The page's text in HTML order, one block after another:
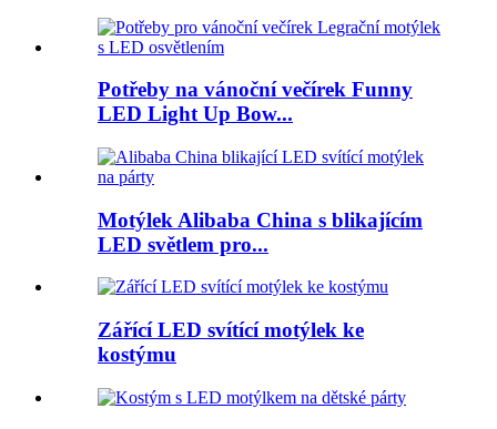
Potřeby na vánoční večírek Funny
LED Light Up Bow...
Motýlek Alibaba China s blikajícím
LED světlem pro...
Zářící LED svítící motýlek ke
kostýmu